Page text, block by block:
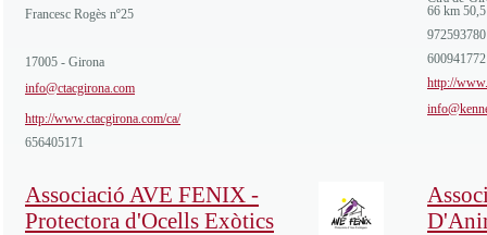
Francesc Rogès nº25
17005 - Girona
info@ctacgirona.com
http://www.ctacgirona.com/ca/
656405171
66 km 50,5
972593780
600941772
http://
Associació AVE FENIX -
Protectora d'Ocells Exòtics